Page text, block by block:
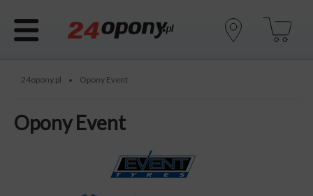
24opony.pl • Opony Event
Opony Event